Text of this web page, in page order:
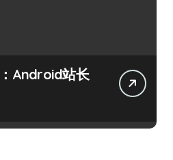
Android站长